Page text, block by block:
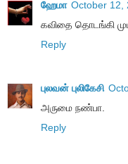
ஹேமா October 12,
கவிதை தொடங்கி
Reply
புலவன் புலிகேசி
அருமை நண்பா.
Reply